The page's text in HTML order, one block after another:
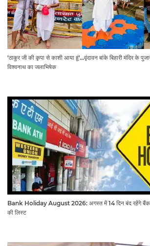
'ठाकुर जी की कृपा से काशी आया हूं'...वृंदावन बांके बिहारी मंदिर के
विश्वनाथ का जलाभिषेक
Bank Holiday August 2026: अगस्त में 14 दिन बंद रहेंगे बैंक,
की लिस्ट​​​​​​​